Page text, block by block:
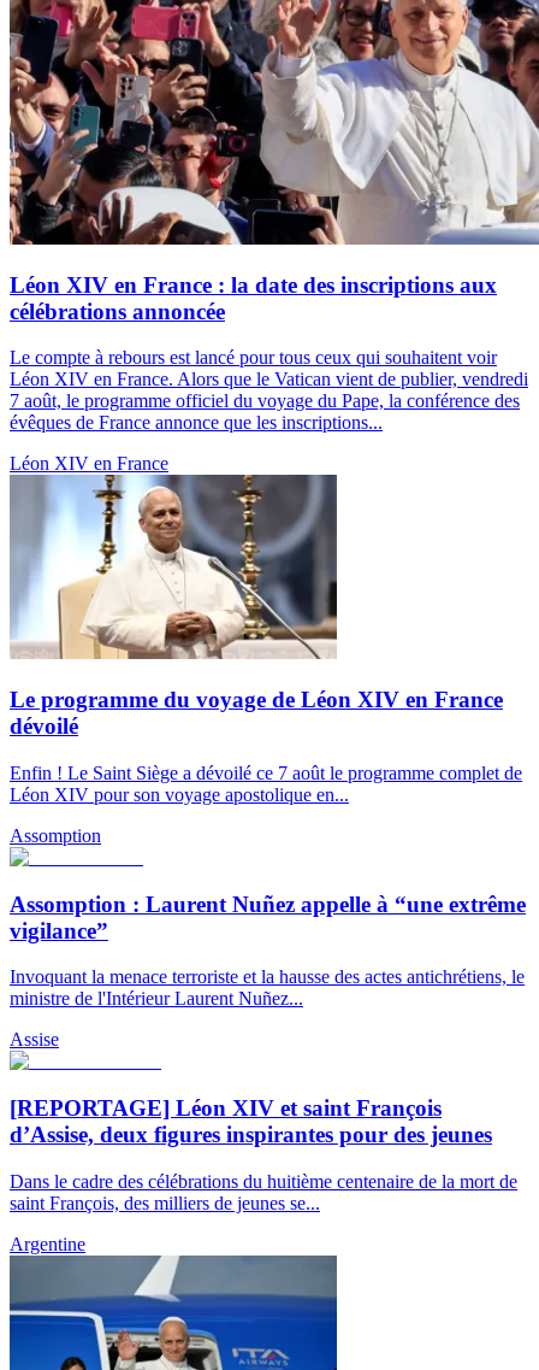
Léon XIV en France : la date des inscriptions aux
célébrations annoncée
Le compte à rebours est lancé pour tous ceux qui souhaitent voir
Léon XIV en France. Alors que le Vatican vient de publier, vendredi
7 août, le programme officiel du voyage du Pape, la conférence des
évêques de France annonce que les inscriptions...
Léon XIV en France
Le programme du voyage de Léon XIV en France
dévoilé
Enfin ! Le Saint Siège a dévoilé ce 7 août le programme complet de
Léon XIV pour son voyage apostolique en...
Assomption
Assomption : Laurent Nuñez appelle à “une extrême
vigilance”
Invoquant la menace terroriste et la hausse des actes antichrétiens, le
ministre de l'Intérieur Laurent Nuñez...
Assise
[REPORTAGE] Léon XIV et saint François
d’Assise, deux figures inspirantes pour des jeunes
Dans le cadre des célébrations du huitième centenaire de la mort de
saint François, des milliers de jeunes se...
Argentine